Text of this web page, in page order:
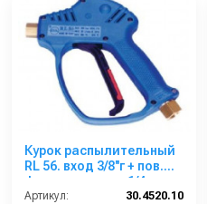
Курок распылительный
RL 56. вход 3/8''г + пов.
фиттинг; выход 1/4г.
Артикул:
30.4520.10